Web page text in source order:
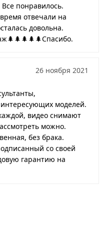
понравилось.
отвечали на
довольна.
26 ноября 2021
моделей.
видео снимают
можно.
без брака.
со своей
гарантию на